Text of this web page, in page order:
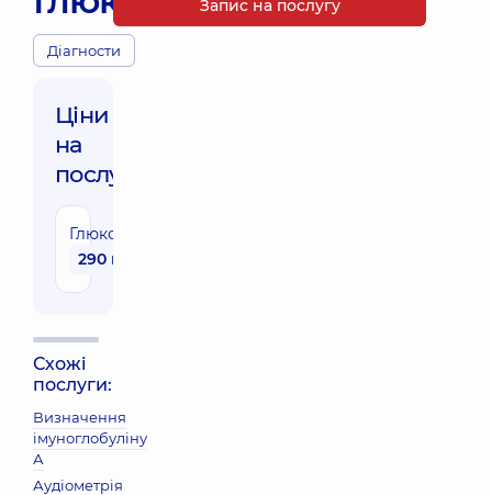
Діагности
Ціни
на
послуги:
Глюкотест
290 грн
Схожі
послуги:
Визначення
імуноглобуліну
А
Аудіометрія
Запис на послугу